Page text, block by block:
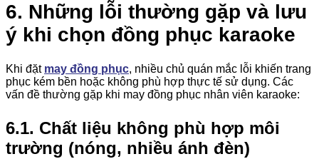
6. Những lỗi thường gặp và lưu
ý khi chọn đồng phục karaoke
Khi đặt may đồng phục, nhiều chủ quán mắc lỗi khiến trang
phục kém bền hoặc không phù hợp thực tế sử dụng. Các
vấn đề thường gặp khi may đồng phục nhân viên karaoke:
6.1. Chất liệu không phù hợp môi
trường (nóng, nhiều ánh đèn)